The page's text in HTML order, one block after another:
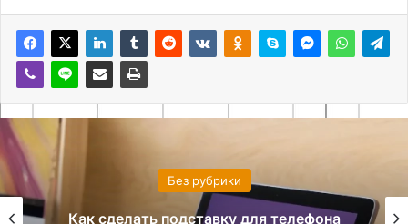
Без рубрики
Как сделать подставку для телефона